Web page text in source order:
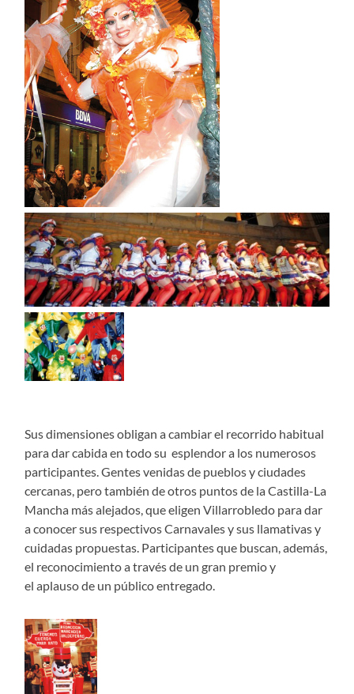
Sus dimensiones obligan a cambiar el recorrido habitual
para dar cabida en todo su esplendor a los numerosos
participantes. Gentes venidas de pueblos y ciudades
cercanas, pero también de otros puntos de la Castilla-La
Mancha más alejados, que eligen Villarrobledo para dar
a conocer sus respectivos Carnavales y sus llamativas y
cuidadas propuestas. Participantes que buscan, además,
el reconocimiento a través de un gran premio y
el aplauso de un público entregado.